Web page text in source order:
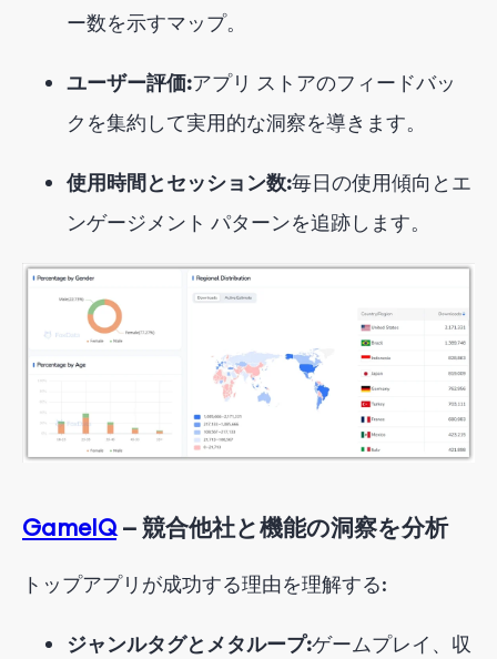
ー数を示すマップ。
ユーザー評価:アプリ ストアのフィードバッ
クを集約して実用的な洞察を導きます。
使用時間とセッション数:毎日の使用傾向とエ
ンゲージメント パターンを追跡します。
GameIQ — 競合他社と機能の洞察を分析
トップアプリが成功する理由を理解する:
ジャンルタグとメタループ:ゲームプレイ、収